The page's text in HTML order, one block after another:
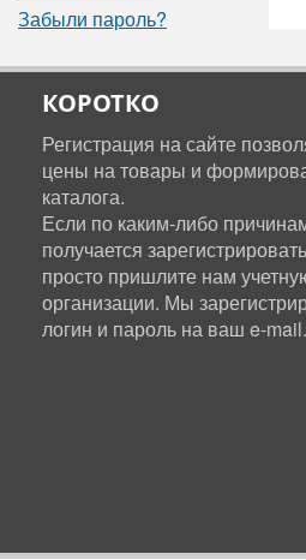
Забыли пароль?
КОРОТКО
Регистрация на сайте
цены на товары и
каталога.
Если по каким-либо
получается
просто пришлите нам
организации. Мы
логин и пароль на ваш e-mail.